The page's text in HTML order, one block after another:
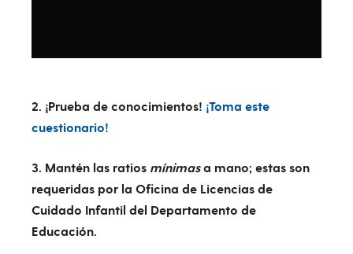
2. ¡Prueba de conocimientos! ¡Toma este
cuestionario!
3. Mantén las ratios mínimasa mano; estas son
requeridas por la Oficina de Licencias de
Cuidado Infantil del Departamento de
Educación.